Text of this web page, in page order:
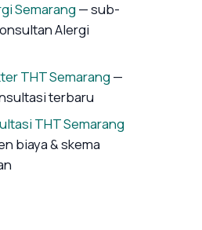
Semarang— sub-
Alergi
THT Semarang—
terbaru
THT Semarang
biaya & skema